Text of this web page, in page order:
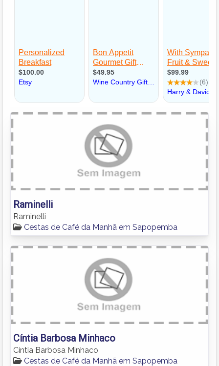
Raminelli
Raminelli
Cestas de Café da Manhã em Sapopemba
Cíntia Barbosa Minhaco
Cíntia Barbosa Minhaco
Cestas de Café da Manhã em Sapopemba